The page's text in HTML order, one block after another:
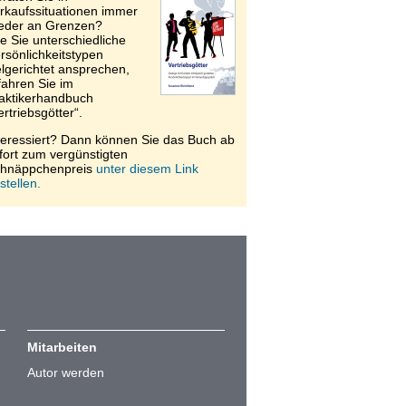
immer
an Grenzen?
Sie unterschiedliche
ansprechen,
Sie im
Dann können Sie das Buch ab
zum vergünstigten
unter diesem Link
Mitarbeiten
Autor werden